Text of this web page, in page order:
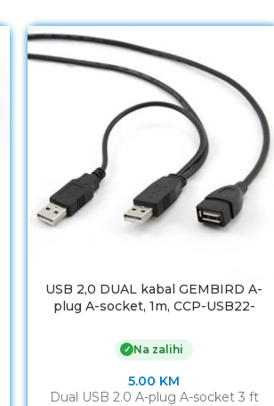
USB 2,0 DUAL kabal GEMBIRD A-
plug A-socket, 1m, CCP-USB22-
✓ Na zalihi
5.00 KM
Dual USB 2.0 A-plug A-socket 3 ft